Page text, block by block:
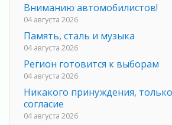
Вниманию автомобилистов!
04 августа 2026
Память, сталь и музыка
04 августа 2026
Регион готовится к выборам
04 августа 2026
Никакого принуждения,
согласие
04 августа 2026